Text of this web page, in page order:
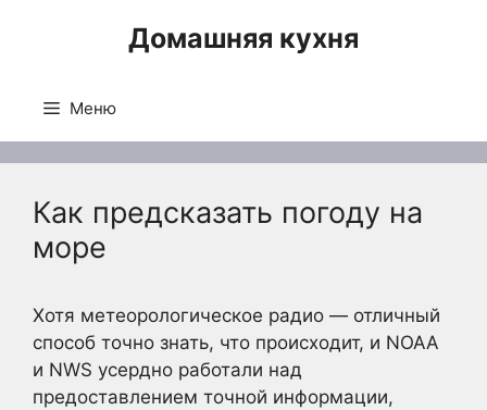
Домашняя кухня
Меню
Как предсказать погоду на
море
Хотя метеорологическое радио — отличный
способ точно знать, что происходит, и NOAA
и NWS усердно работали над
предоставлением точной информации,